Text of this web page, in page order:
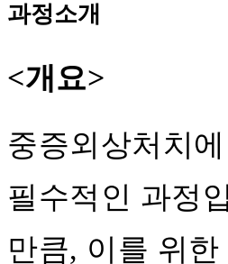
과정소개
<개요>
중증외상처치
필수적인 과정
만큼, 이를 위